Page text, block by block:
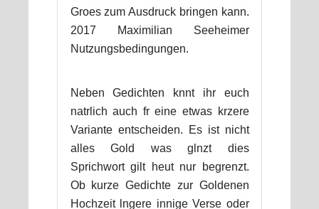
Groes zum Ausdruck bringen kann.
2017 Maximilian Seeheimer
Nutzungsbedingungen.
Neben Gedichten knnt ihr euch
natrlich auch fr eine etwas krzere
Variante entscheiden. Es ist nicht
alles Gold was glnzt dies
Sprichwort gilt heut nur begrenzt.
Ob kurze Gedichte zur Goldenen
Hochzeit lngere innige Verse oder